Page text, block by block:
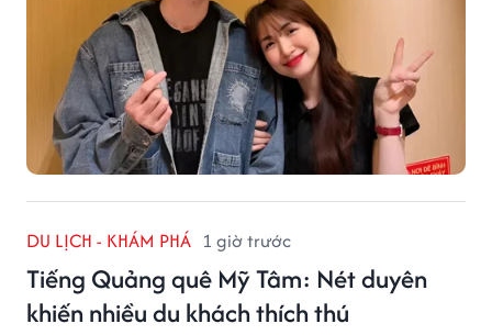
DU LỊCH - KHÁM PHÁ 1 giờ trước
Tiếng Quảng quê Mỹ Tâm: Nét duyên
khiến nhiều du khách thích thú